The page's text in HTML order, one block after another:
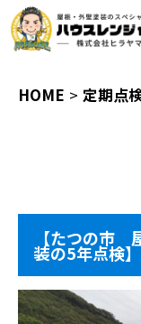
HOME 定期点
【たつの市
装の5年点検】